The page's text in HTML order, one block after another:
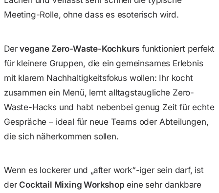
Meeting-Rolle, ohne dass es esoterisch wird.
Dervegane Zero-Waste-Kochkurs funktioniert perfekt
für kleinere Gruppen, die ein gemeinsames Erlebnis
mit klarem Nachhaltigkeitsfokus wollen: Ihr kocht
zusammen ein Menü, lernt alltagstaugliche Zero-
Waste-Hacks und habt nebenbei genug Zeit für echte
Gespräche – ideal für neue Teams oder Abteilungen,
die sich näherkommen sollen.
Wenn es lockerer und „after work“-iger sein darf, ist
der Cocktail Mixing Workshop eine sehr dankbare